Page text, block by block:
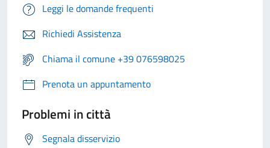
Leggi le domande frequenti
Richiedi Assistenza
Chiama il comune +39 076598025
Prenota un appuntamento
Problemi in città
Segnala disservizio